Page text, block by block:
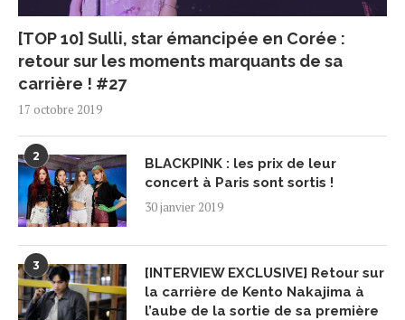
[TOP 10] Sulli, star émancipée en Corée :
retour sur les moments marquants de sa
carrière ! #27
17 octobre 2019
2
BLACKPINK : les prix de leur
concert à Paris sont sortis !
30 janvier 2019
3
[INTERVIEW EXCLUSIVE] Retour sur
la carrière de Kento Nakajima à
l’aube de la sortie de sa première